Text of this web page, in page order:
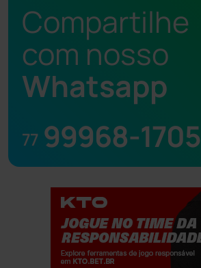
Compartilhe
com nosso
Whatsapp
77 99968-1705